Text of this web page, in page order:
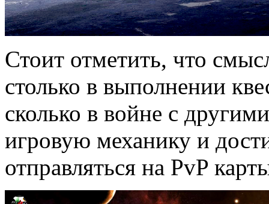
Стоит отметить, что
столько в выполнении
сколько в войне с
игровую механику и
отправляться на PvP